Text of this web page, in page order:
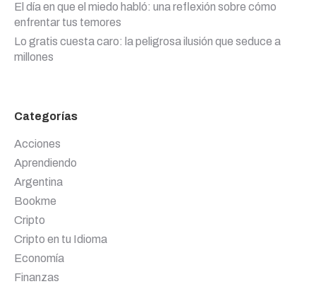
El día en que el miedo habló: una reflexión sobre cómo
enfrentar tus temores
Lo gratis cuesta caro: la peligrosa ilusión que seduce a
millones
Categorías
Acciones
Aprendiendo
Argentina
Bookme
Cripto
Cripto en tu Idioma
Economía
Finanzas